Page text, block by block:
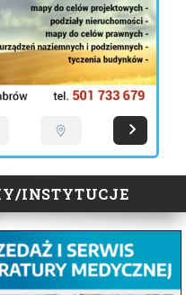
INSTYTUCJE